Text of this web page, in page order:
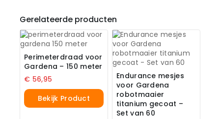
Gerelateerde producten
Perimeterdraad voor
Gardena – 150 meter
€ 56,95
Bekijk Product
Endurance mesjes
voor Gardena
robotmaaier
titanium gecoat –
Set van 60